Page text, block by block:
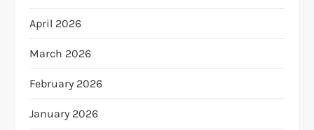
April 2026
March 2026
February 2026
January 2026